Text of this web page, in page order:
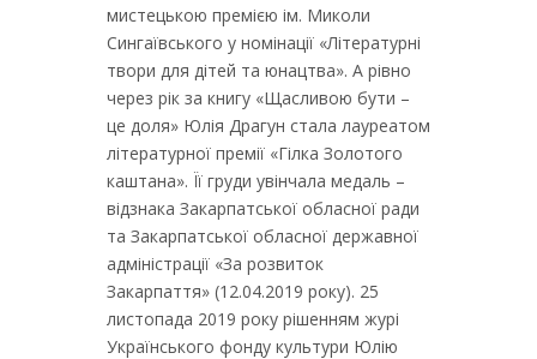
мистецькою премією ім. Миколи
Сингаївського у номінації «Літературні
твори для дітей та юнацтва». А рівно
через рік за книгу «Щасливою бути –
це доля» Юлія Драгун стала лауреатом
літературної премії «Гілка Золотого
каштана». Її груди увінчала медаль –
відзнака Закарпатської обласної ради
та Закарпатської обласної державної
адміністрації «За розвиток
Закарпаття» (12.04.2019 року). 25
листопада 2019 року рішенням журі
Українського фонду культури Юлію